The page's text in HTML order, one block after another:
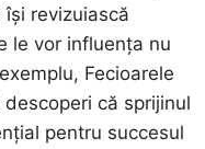
revizuiască
le vor influența nu
Fecioarele
că sprijinul
pentru succesul